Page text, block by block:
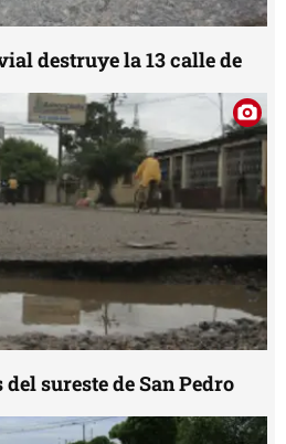
destruye la 13 calle de
sureste de San Pedro